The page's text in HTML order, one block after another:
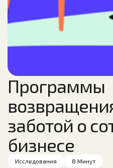
Программы
заботой о
бизнесе
Исследования 8 Минут